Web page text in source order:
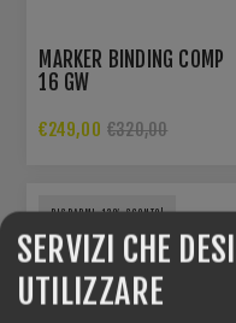
MARKER BINDING COMP
16 GW
€249,00 €320,00
RISPARMI -12% SCONTO!
SERVIZI CHE
UTILIZZARE